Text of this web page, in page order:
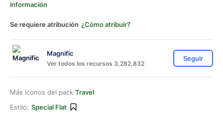
información
Se requiere atribución ¿Cómo atribuir?
Magnific
Ver todos los recursos 3,282,832
Seguir
Más iconos del pack Travel
Estilo: Special Flat